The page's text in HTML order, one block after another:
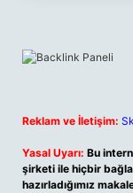
Reklam ve İletişim:
Yasal Uyarı: Bu
şirketi ile hiçbir
hazırladığımız